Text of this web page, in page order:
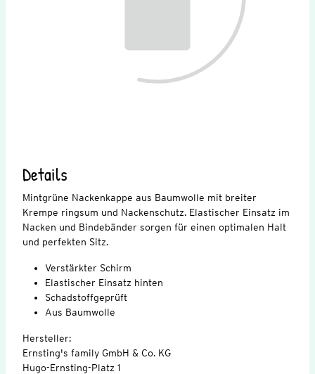
Details
Mintgrüne Nackenkappe aus Baumwolle mit breiter
Krempe ringsum und Nackenschutz. Elastischer Einsatz im
Nacken und Bindebänder sorgen für einen optimalen Halt
und perfekten Sitz.
Verstärkter Schirm
Elastischer Einsatz hinten
Schadstoffgeprüft
Aus Baumwolle
Hersteller:
Ernsting's family GmbH & Co. KG
Hugo-Ernsting-Platz 1